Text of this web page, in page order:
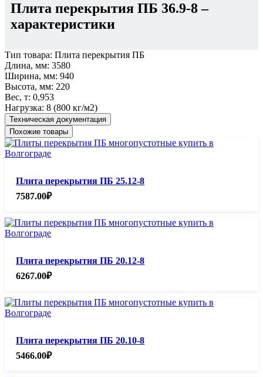
Плита перекрытия ПБ 36.9-8–
характеристики
Тип товара: Плита перекрытия ПБ
Длина, мм: 3580
Ширина, мм: 940
Высота, мм: 220
Вес, т: 0,953
Нагрузка: 8 (800 кг/м2)
Техническая документация
Похожие товары
Плита перекрытия ПБ 25.12-8
7587.00₽
Плита перекрытия ПБ 20.12-8
6267.00₽
Плита перекрытия ПБ 20.10-8
5466.00₽